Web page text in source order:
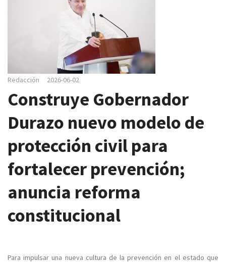
i
n
Redacción 2026-06-02
Construye Gobernador
Durazo nuevo modelo de
protección civil para
fortalecer prevención;
anuncia reforma
constitucional
Para impulsar una nueva cultura de la prevención en el estado que